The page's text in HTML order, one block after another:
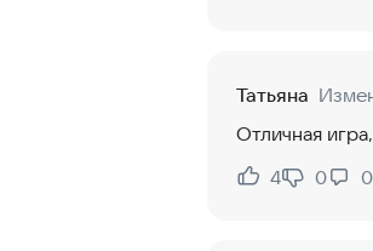
Татьяна
Отличная
Нравится:
4
Не
0 0